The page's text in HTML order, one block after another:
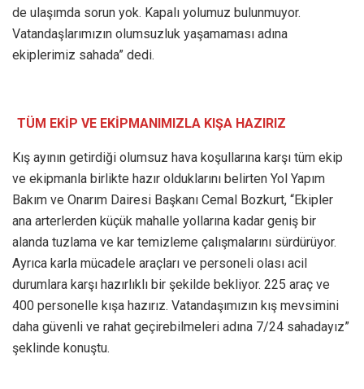
de ulaşımda sorun yok. Kapalı yolumuz bulunmuyor.
Vatandaşlarımızın olumsuzluk yaşamaması adına
ekiplerimiz sahada” dedi.
TÜM EKİP VE EKİPMANIMIZLA KIŞA HAZIRIZ
Kış ayının getirdiği olumsuz hava koşullarına karşı tüm ekip
ve ekipmanla birlikte hazır olduklarını belirten Yol Yapım
Bakım ve Onarım Dairesi Başkanı Cemal Bozkurt, “Ekipler
ana arterlerden küçük mahalle yollarına kadar geniş bir
alanda tuzlama ve kar temizleme çalışmalarını sürdürüyor.
Ayrıca karla mücadele araçları ve personeli olası acil
durumlara karşı hazırlıklı bir şekilde bekliyor. 225 araç ve
400 personelle kışa hazırız. Vatandaşımızın kış mevsimini
daha güvenli ve rahat geçirebilmeleri adına 7/24 sahadayız”
şeklinde konuştu.